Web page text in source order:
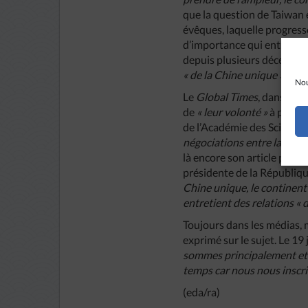
que la question de
évêques, laquelle
d’importance qui
depuis plusieurs
« de la Chine unique ».
Le Global Times, dans un
de « leur volonté » à
de l’Académie des
négociations entre la
là encore son article par
présidente de la
Chine unique, le
entretient des relations «
Toujours dans les médias,
exprimé sur le sujet. Le 19
sommes principalement
temps car nous nous
(eda/ra)